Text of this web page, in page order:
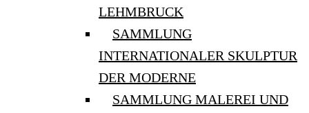
LEHMBRUCK
SAMMLUNG
INTERNATIONALER SKULPTUR
DER MODERNE
SAMMLUNG MALEREI UND